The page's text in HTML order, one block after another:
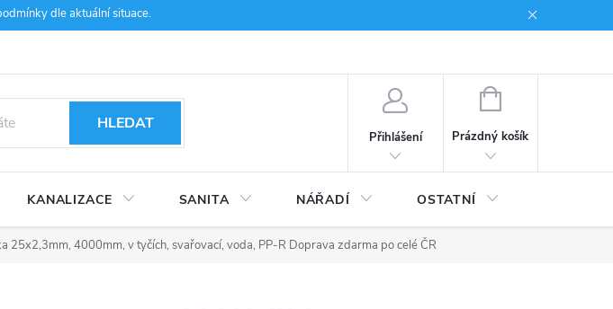
dle aktuální situace.
HLEDAT
Přihlášení
NÁKUPNÍ
Prázdný košík
KANALIZACE SANITA NÁŘADÍ OSTATNÍ
25x2,3mm, 4000mm, v tyčích, svařovací, voda, PP-R Doprava zdarma po celé ČR